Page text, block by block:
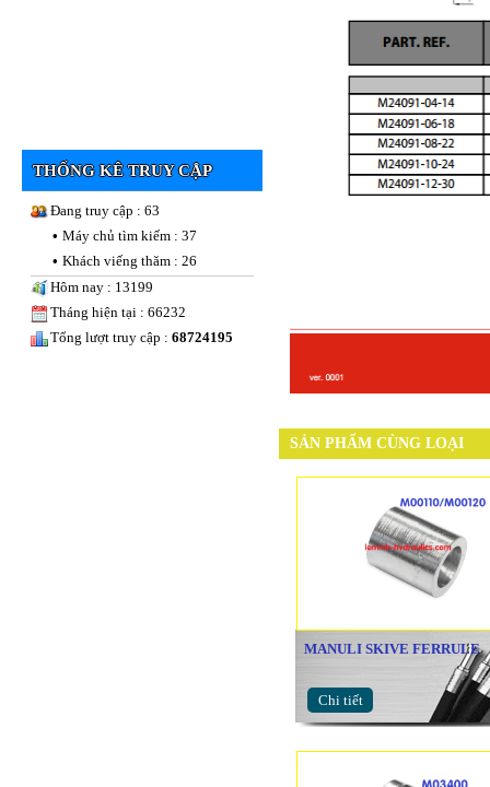
THỐNG KÊ TRUY CẬP
Đang truy cập : 63
• Máy chủ tìm kiếm : 37
• Khách viếng thăm : 26
Hôm nay : 13199
Tháng hiện tại : 66232
Tổng lượt truy cập : 68724195
SẢN PHẨM CÙNG LOẠI
MANULI SKIVE FERRULE
Chi tiết